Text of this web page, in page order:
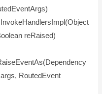
reRaised)
RoutedEvent